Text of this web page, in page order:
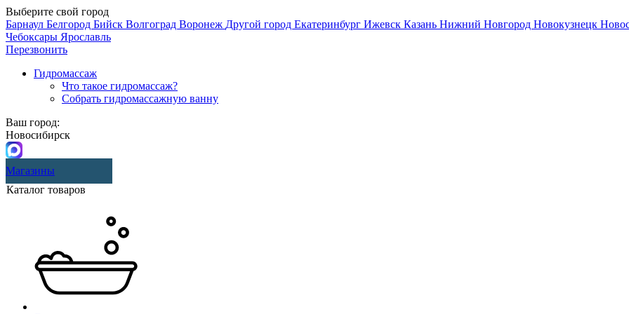
Выберите свой город
Барнаул Белгород Бийск Волгоград Воронеж Другой город Екатеринбург Ижевск Казань Нижний Новгород Новокузнецк
Чебоксары Ярославль
Перезвонить
Гидромассаж
Что такое гидромассаж?
Собрать гидромассажную ванну
Ваш город:
Новосибирск
Магазины
Каталог товаров